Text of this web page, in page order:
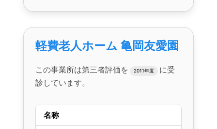
軽費老人ホーム 亀岡友愛園
この事業所は第三者評価を 2011年度
に受
診しています。
名称